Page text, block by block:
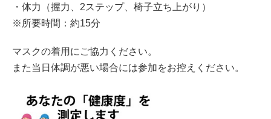
・体力（握力、2ステップ、椅子立ち上がり）
※所要時間：約15分
マスクの着用にご協力ください。
また当日体調が悪い場合には参加をお控えください。